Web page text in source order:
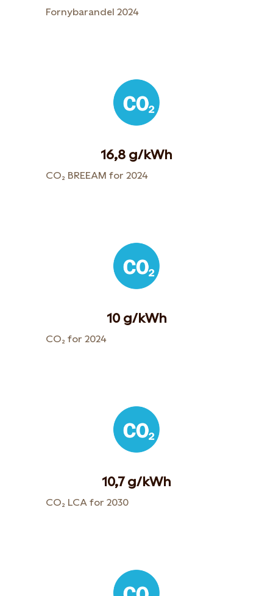
Fornybarandel 2024
16,8 g/kWh
CO₂ BREEAM for 2024
10 g/kWh
CO₂ for 2024
10,7 g/kWh
CO₂ LCA for 2030